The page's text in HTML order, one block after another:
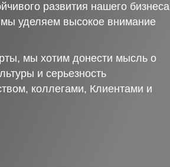
развития нашего бизнеса
мы уделяем высокое внимание
мы хотим донести мысль о
и серьезность
коллегами, Клиентами и